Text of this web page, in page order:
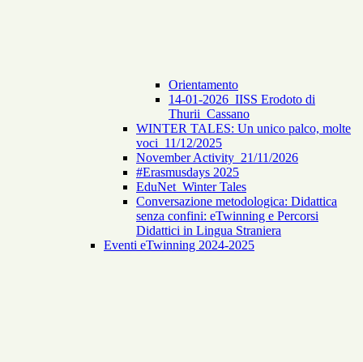
Orientamento
14-01-2026_IISS Erodoto di
Thurii_Cassano
WINTER TALES: Un unico palco, molte
voci_11/12/2025
November Activity_21/11/2026
#Erasmusdays 2025
EduNet_Winter Tales
Conversazione metodologica: Didattica
senza confini: eTwinning e Percorsi
Didattici in Lingua Straniera
Eventi eTwinning 2024-2025